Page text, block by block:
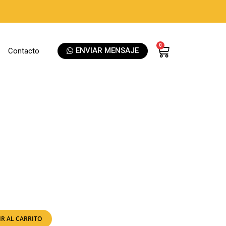
Contacto ENVIAR MENSAJE
0
AL CARRITO